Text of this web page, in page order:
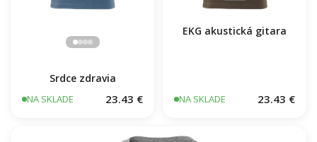
Srdce zdravia
NA SKLADE 23.43 €
EKG akustická gitara
NA SKLADE 23.43 €